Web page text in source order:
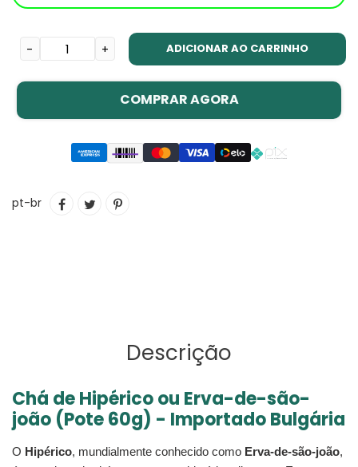
- + ADICIONAR AO CARRINHO
COMPRAR AGORA
o
pt-br
COMPARTILHAR
TUITARINCLUIR
Descrição
Chá de Hipérico ou Erva-de-são-
joão (Pote 60g) - Importado Bulgária
O Hipérico, mundialmente conhecido como Erva-de-são-joão,